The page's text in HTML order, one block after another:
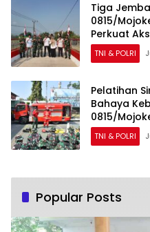
Tiga
0815/
Perkuat
Warga
TNI & POLRI
Pelatihan
Bahaya
0815/
Darurat
TNI & POLRI
Popular Posts